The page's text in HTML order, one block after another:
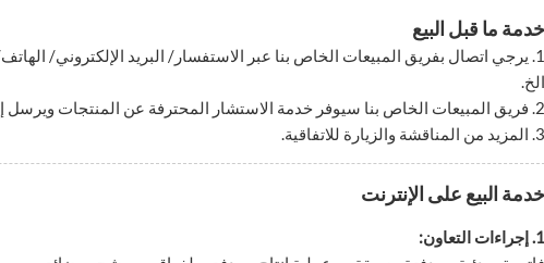
خدمة ما قبل البيع
1. يرجي اتصال بفريق المبيعات الخاص بنا عبر الاستفسار/ البريد الإلكتروني/
الخ.
2. فريق المبيعات الخاص بنا سيوفر خدمة الاستشار المحترفة عن المنتجات ويرسل إليكم عرض السعر بشكل مفصل.
3. المزيد من المناقشة والزيارة للاتفاقية.
خدمة البيع على الإنترنت
1. إجراءات التعاون: